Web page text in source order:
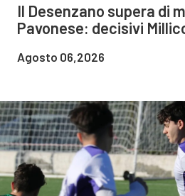
Il Desenzano supera di
Pavonese: decisivi
Agosto 06,2026